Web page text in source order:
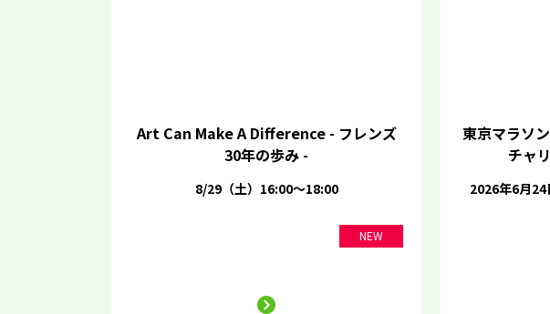
Art Can Make A Difference - フレンズ
30年の歩み -
8/29（土）16:00～18:00
NEW
東京マラソ
チャ
2026年6月